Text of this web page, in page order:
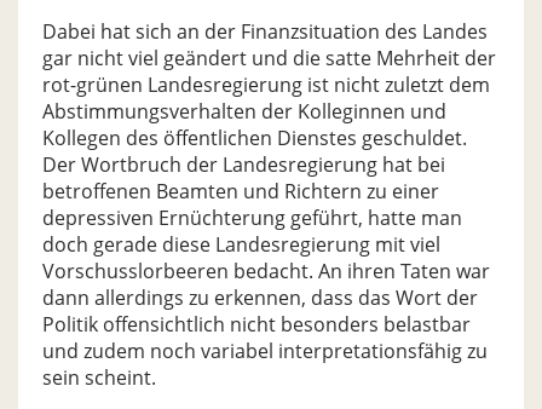
Dabei hat sich an der Finanzsituation des Landes
gar nicht viel geändert und die satte Mehrheit der
rot-grünen Landesregierung ist nicht zuletzt dem
Abstimmungsverhalten der Kolleginnen und
Kollegen des öffentlichen Dienstes geschuldet.
Der Wortbruch der Landesregierung hat bei
betroffenen Beamten und Richtern zu einer
depressiven Ernüchterung geführt, hatte man
doch gerade diese Landesregierung mit viel
Vorschusslorbeeren bedacht. An ihren Taten war
dann allerdings zu erkennen, dass das Wort der
Politik offensichtlich nicht besonders belastbar
und zudem noch variabel interpretationsfähig zu
sein scheint.